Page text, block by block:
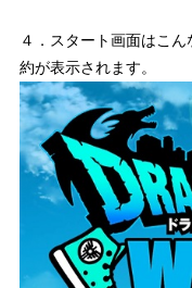
４．スタート画面はこ
約が表示されます。